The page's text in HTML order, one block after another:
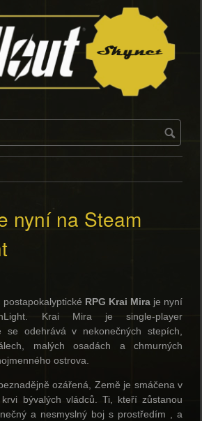
nyní na Steam
RPG Krai Mira je nyní
Krai Mira je single-player
se odehrává v nekonečných stepích,
malých osadách a chmurných
ostrova.
ozářená, Země je smáčena v
bývalých vládců. Ti, kteří zůstanou
a nesmyslný boj s prostředím , a